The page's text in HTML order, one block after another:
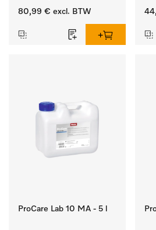
materiaalbesparende,
laboratoriumglasw. en -
80,99 € excl. BTW
ProCare Lab 10 MA - 5 l